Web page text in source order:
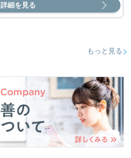
詳細を見る
もっと見る